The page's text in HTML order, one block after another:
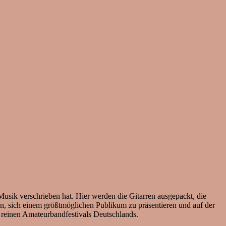
verschrieben hat. Hier werden die Gitarren ausgepackt, die
sich einem größtmöglichen Publikum zu präsentieren und auf der
Amateurbandfestivals Deutschlands.